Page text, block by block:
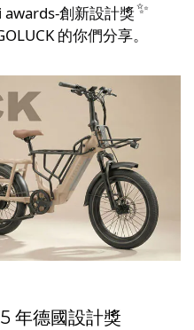
awards-創新設計獎
的你們分享。
年德國設計獎